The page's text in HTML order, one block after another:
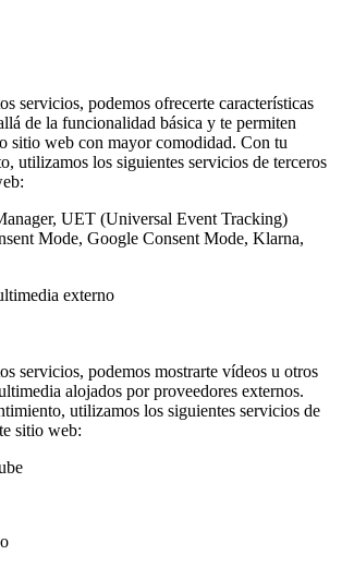
servicios, podemos ofrecerte características
de la funcionalidad básica y te permiten
sitio web con mayor comodidad. Con tu
utilizamos los siguientes servicios de terceros
UET (Universal Event Tracking)
Mode, Google Consent Mode, Klarna,
externo
servicios, podemos mostrarte vídeos u otros
alojados por proveedores externos.
utilizamos los siguientes servicios de
sitio web: